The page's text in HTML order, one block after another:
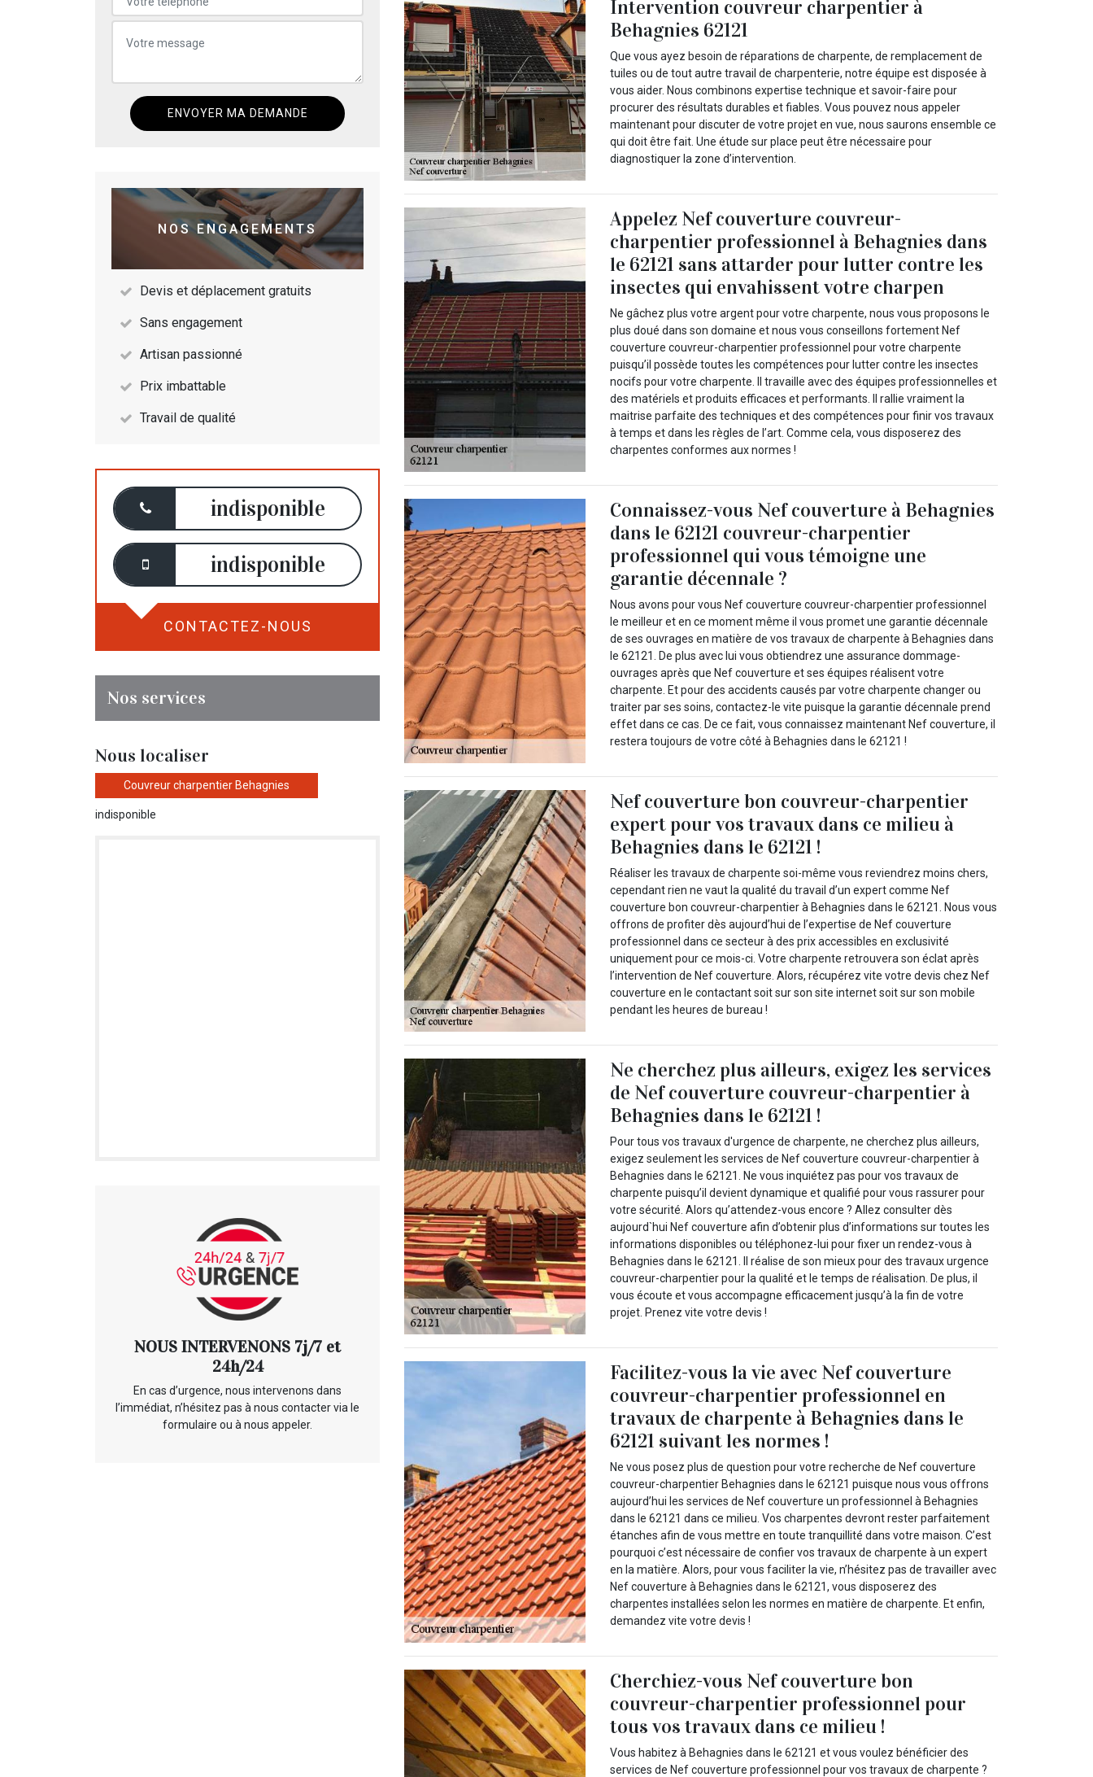
NOS ENGAGEMENTS
Devis et déplacement gratuits
Sans engagement
Artisan passionné
Prix imbattable
Travail de qualité
indisponible
indisponible
CONTACTEZ-NOUS
Nos services
Nous localiser
Couvreur charpentier Behagnies
indisponible
NOUS INTERVENONS 7j/7 et
24h/24
En cas d’urgence, nous intervenons dans
l’immédiat, n’hésitez pas à nous contacter via le
formulaire ou à nous appeler.
Intervention couvreur charpentier à
Behagnies 62121
Que vous ayez besoin de réparations de charpente, de remplacement de
tuiles ou de tout autre travail de charpenterie, notre équipe est disposée à
vous aider. Nous combinons expertise technique et savoir-faire pour
procurer des résultats durables et fiables. Vous pouvez nous appeler
maintenant pour discuter de votre projet en vue, nous saurons ensemble ce
qui doit être fait. Une étude sur place peut être nécessaire pour
diagnostiquer la zone d’intervention.
Appelez Nef couverture couvreur-
charpentier professionnel à Behagnies dans
le 62121 sans attarder pour lutter contre les
insectes qui envahissent votre charpen
Ne gâchez plus votre argent pour votre charpente, nous vous proposons le
plus doué dans son domaine et nous vous conseillons fortement Nef
couverture couvreur-charpentier professionnel pour votre charpente
puisqu’il possède toutes les compétences pour lutter contre les insectes
nocifs pour votre charpente. Il travaille avec des équipes professionnelles et
des matériels et produits efficaces et performants. Il rallie vraiment la
maitrise parfaite des techniques et des compétences pour finir vos travaux
à temps et dans les règles de l’art. Comme cela, vous disposerez des
charpentes conformes aux normes !
Connaissez-vous Nef couverture à Behagnies
dans le 62121 couvreur-charpentier
professionnel qui vous témoigne une
garantie décennale ?
Nous avons pour vous Nef couverture couvreur-charpentier professionnel
le meilleur et en ce moment même il vous promet une garantie décennale
de ses ouvrages en matière de vos travaux de charpente à Behagnies dans
le 62121. De plus avec lui vous obtiendrez une assurance dommage-
ouvrages après que Nef couverture et ses équipes réalisent votre
charpente. Et pour des accidents causés par votre charpente changer ou
traiter par ses soins, contactez-le vite puisque la garantie décennale prend
effet dans ce cas. De ce fait, vous connaissez maintenant Nef couverture, il
restera toujours de votre côté à Behagnies dans le 62121 !
Nef couverture bon couvreur-charpentier
expert pour vos travaux dans ce milieu à
Behagnies dans le 62121 !
Réaliser les travaux de charpente soi-même vous reviendrez moins chers,
cependant rien ne vaut la qualité du travail d’un expert comme Nef
couverture bon couvreur-charpentier à Behagnies dans le 62121. Nous vous
offrons de profiter dès aujourd’hui de l’expertise de Nef couverture
professionnel dans ce secteur à des prix accessibles en exclusivité
uniquement pour ce mois-ci. Votre charpente retrouvera son éclat après
l’intervention de Nef couverture. Alors, récupérez vite votre devis chez Nef
couverture en le contactant soit sur son site internet soit sur son mobile
pendant les heures de bureau !
Ne cherchez plus ailleurs, exigez les services
de Nef couverture couvreur-charpentier à
Behagnies dans le 62121 !
Pour tous vos travaux d'urgence de charpente, ne cherchez plus ailleurs,
exigez seulement les services de Nef couverture couvreur-charpentier à
Behagnies dans le 62121. Ne vous inquiétez pas pour vos travaux de
charpente puisqu’il devient dynamique et qualifié pour vous rassurer pour
votre sécurité. Alors qu’attendez-vous encore ? Allez consulter dès
aujourd`hui Nef couverture afin d’obtenir plus d’informations sur toutes les
informations disponibles ou téléphonez-lui pour fixer un rendez-vous à
Behagnies dans le 62121. Il réalise de son mieux pour des travaux urgence
couvreur-charpentier pour la qualité et le temps de réalisation. De plus, il
vous écoute et vous accompagne efficacement jusqu’à la fin de votre
projet. Prenez vite votre devis !
Facilitez-vous la vie avec Nef couverture
couvreur-charpentier professionnel en
travaux de charpente à Behagnies dans le
62121 suivant les normes !
Ne vous posez plus de question pour votre recherche de Nef couverture
couvreur-charpentier Behagnies dans le 62121 puisque nous vous offrons
aujourd’hui les services de Nef couverture un professionnel à Behagnies
dans le 62121 dans ce milieu. Vos charpentes devront rester parfaitement
étanches afin de vous mettre en toute tranquillité dans votre maison. C’est
pourquoi c’est nécessaire de confier vos travaux de charpente à un expert
en la matière. Alors, pour vous faciliter la vie, n’hésitez pas de travailler avec
Nef couverture à Behagnies dans le 62121, vous disposerez des
charpentes installées selon les normes en matière de charpente. Et enfin,
demandez vite votre devis !
Cherchiez-vous Nef couverture bon
couvreur-charpentier professionnel pour
tous vos travaux dans ce milieu !
Vous habitez à Behagnies dans le 62121 et vous voulez bénéficier des
services de Nef couverture professionnel pour vos travaux de charpente ?